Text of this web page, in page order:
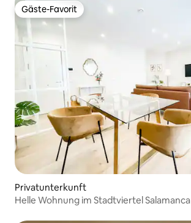
Gäste-Favorit
Gäste-Favorit
Privatunterkunft
Helle Wohnung im Stadtviertel Salamanca